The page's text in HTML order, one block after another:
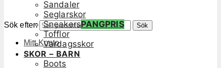
Sök efter: Sök
Mitt Konto
Sandaler
Seglarskor
SneakersPANGPRIS
Tofflor
Vardagsskor
SKOR – BARN
Boots